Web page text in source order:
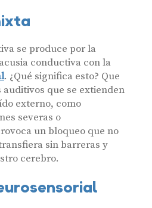
se produce por la
conductiva con la
. ¿Qué significa esto? Que
que se extienden
externo, como
severas o
un bloqueo que no
sin barreras y
cerebro.